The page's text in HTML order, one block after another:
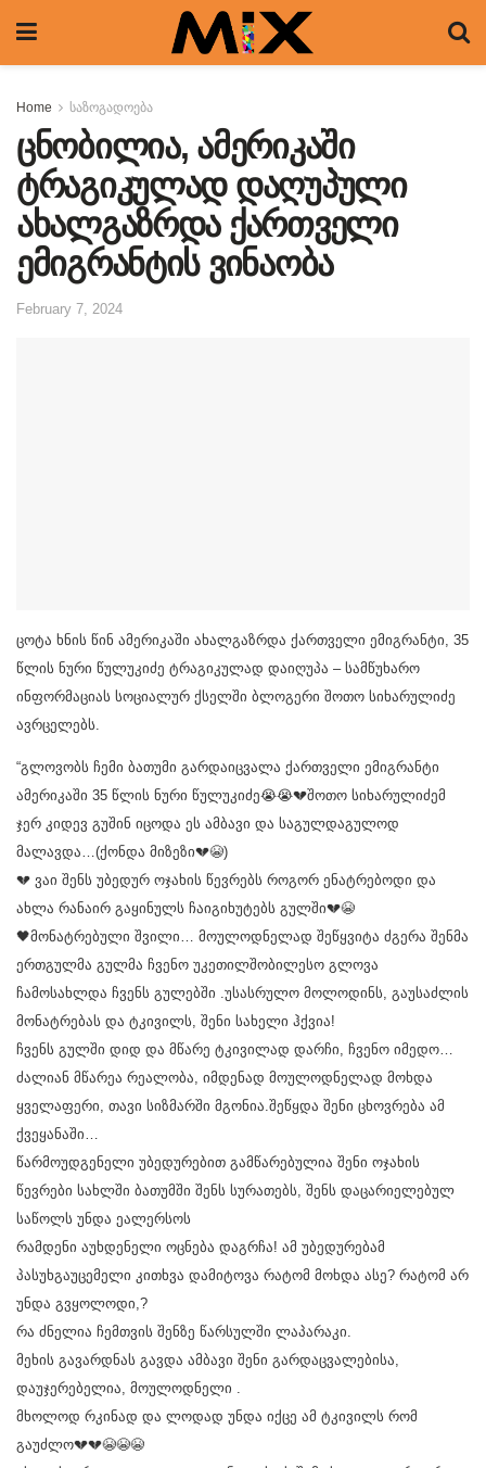
Home საზოგადოება
ცნობილია, ამერიკაში
ტრაგიკულად დაღუპული
ახალგაზრდა ქართველი
ემიგრანტის ვინაობა
February 7, 2024
ცოტა ხნის წინ ამერიკაში ახალგაზრდა ქართველი ემიგრანტი, 35
წლის ნური წულუკიძე ტრაგიკულად დაიღუპა – სამწუხარო
ინფორმაციას სოციალურ ქსელში ბლოგერი შოთო სიხარულიძე
ავრცელებს.
“გლოვობს ჩემი ბათუმი გარდაიცვალა ქართველი ემიგრანტი
ამერიკაში 35 წლის ნური წულუკიძე😭😭💔შოთო სიხარულიძემ
ჯერ კიდევ გუშინ იცოდა ეს ამბავი და საგულდაგულოდ
მალავდა…(ქონდა მიზეზი💔😭)
💔 ვაი შენს უბედურ ოჯახის წევრებს როგორ ენატრებოდი და
ახლა რანაირ გაყინულს ჩაიგიხუტებს გულში💔😭
🖤მონატრებული შვილი… მოულოდნელად შეწყვიტა ძგერა შენმა
ერთგულმა გულმა ჩვენო უკეთილშობილესო გლოვა
ჩამოსახლდა ჩვენს გულებში .უსასრულო მოლოდინს, გაუსაძლის
მონატრებას და ტკივილს, შენი სახელი ჰქვია!
ჩვენს გულში დიდ და მწარე ტკივილად დარჩი, ჩვენო იმედო…
ძალიან მწარეა რეალობა, იმდენად მოულოდნელად მოხდა
ყველაფერი, თავი სიზმარში მგონია.შეწყდა შენი ცხოვრება ამ
ქვეყანაში…
წარმოუდგენელი უბედურებით გამწარებულია შენი ოჯახის
წევრები სახლში ბათუმში შენს სურათებს, შენს დაცარიელებულ
საწოლს უნდა ეალერსოს
რამდენი აუხდენელი ოცნება დაგრჩა! ამ უბედურებამ
პასუხგაუცემელი კითხვა დამიტოვა რატომ მოხდა ასე? რატომ არ
უნდა გვყოლოდი,?
რა ძნელია ჩემთვის შენზე წარსულში ლაპარაკი.
მეხის გავარდნას გავდა ამბავი შენი გარდაცვალებისა,
დაუჯერებელია, მოულოდნელი .
მხოლოდ რკინად და ლოდად უნდა იქცე ამ ტკივილს რომ
გაუძლო💔💔😭😭😭